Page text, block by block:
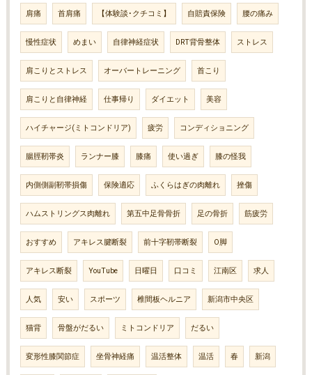
肩痛 首肩痛 【体験談･クチコミ】 自賠責保険 腰の痛み
慢性症状 めまい 自律神経症状 DRT背骨整体 ストレス
肩こりとストレス オーバートレーニング 首こり
肩こりと自律神経 仕事帰り ダイエット 美容
ハイチャージ(ミトコンドリア) 疲労 コンディショニング
腸脛靭帯炎 ランナー膝 膝痛 使い過ぎ 膝の怪我
内側側副靭帯損傷 保険適応 ふくらはぎの肉離れ 挫傷
ハムストリングス肉離れ 第五中足骨骨折 足の骨折 筋疲労
おすすめ アキレス腱断裂 前十字靭帯断裂 O脚
アキレス断裂 YouTube 日曜日 口コミ 江南区 求人
人気 安い スポーツ 椎間板ヘルニア 新潟市中央区
猫背 骨盤がだるい ミトコンドリア だるい
変形性膝関節症 坐骨神経痛 温活整体 温活 春 新潟